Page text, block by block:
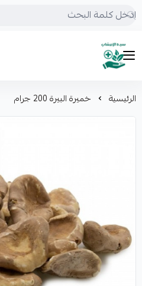
mrs.grasses
الرئيسية خميرة البيرة 200 جرام